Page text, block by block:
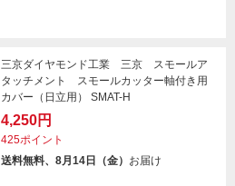
三京ダイヤモンド工業 三京 スモールア
タッチメント スモールカッター軸付き用
カバー（日立用） SMAT-H
4,250円
425ポイント
送料無料、8月14日（金） お届け